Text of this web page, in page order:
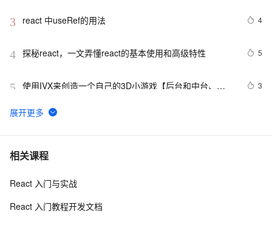
3 react 中useRef的用法 4
4 探秘react，一文弄懂react的基本使用和高级特性 5
5 使用IVX来创造一个自己的3D小游戏【后台和中台、
3
6
【亮剑】在React中，处理`onScroll`事件可实现复杂功能
7 react-Ant Design框架项目中文字轮播与图片轮播的实现
8 React中的无限渲染问题总结
相关课程
React 入门与实战
React 入门教程开发文档